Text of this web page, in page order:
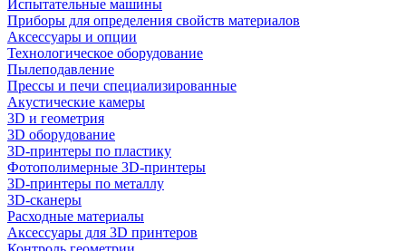
Испытательные машины
Приборы для определения свойств материалов
Аксессуары и опции
Технологическое оборудование
Пылеподавление
Прессы и печи специализированные
Акустические камеры
3D и геометрия
3D оборудование
3D-принтеры по пластику
Фотополимерные 3D-принтеры
3D-принтеры по металлу
3D-сканеры
Расходные материалы
Аксессуары для 3D принтеров